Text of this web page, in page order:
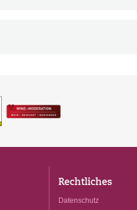
Rechtliches
Datenschutz